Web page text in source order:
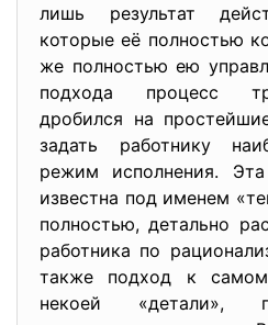
лишь результат
которые её полностью
же полностью ею
подхода процесс
дробился на
задать работнику
режим исполнения.
известна под именем
полностью, детально
работника по
также подход к
некоей